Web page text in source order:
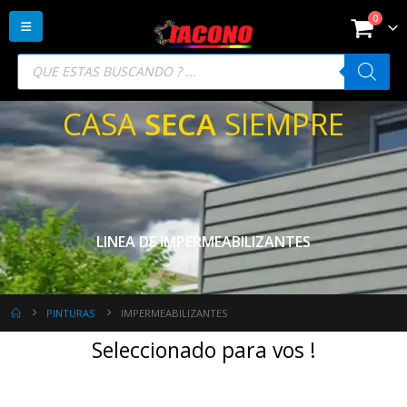
Búsqueda
productos
0
CASASECASIEMPRE
LINEA DE IMPERMEABILIZANTES
Seleccionado para vos !
PINTURAS IMPERMEABILIZANTES